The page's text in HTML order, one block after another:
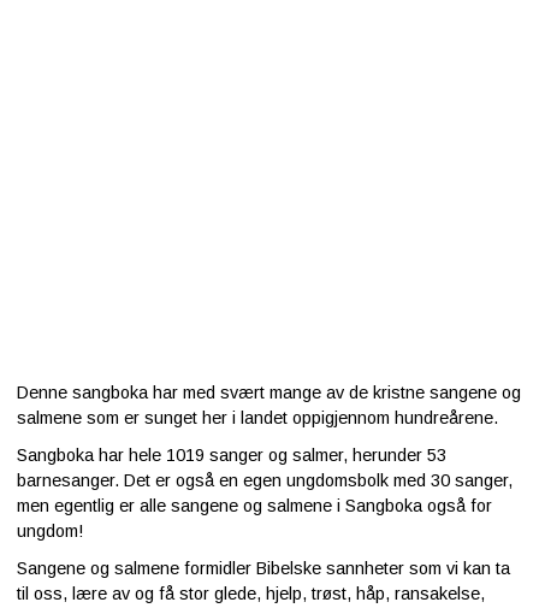
Denne sangboka har med svært mange av de kristne sangene og
salmene som er sunget her i landet oppigjennom hundreårene.
Sangboka har hele 1019 sanger og salmer, herunder 53
barnesanger. Det er også en egen ungdomsbolk med 30 sanger,
men egentlig er alle sangene og salmene i Sangboka også for
ungdom!
Sangene og salmene formidler Bibelske sannheter som vi kan ta
til oss, lære av og få stor glede, hjelp, trøst, håp, ransakelse,